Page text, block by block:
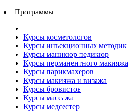
Программы
Курсы косметологов
Курсы инъекционных методик
Курсы маникюр педикюр
Курсы перманентного макияжа
Курсы парикмахеров
Курсы макияжа и визажа
Курсы бровистов
Курсы массажа
Курсы медсестер